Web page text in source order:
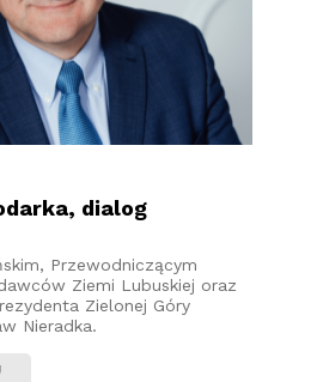
dialog
Przewodniczącym
Ziemi Lubuskiej oraz
Zielonej Góry
Nieradka.